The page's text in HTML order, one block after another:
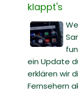
klappt's
ein Update
erklären wir
Fernsehern